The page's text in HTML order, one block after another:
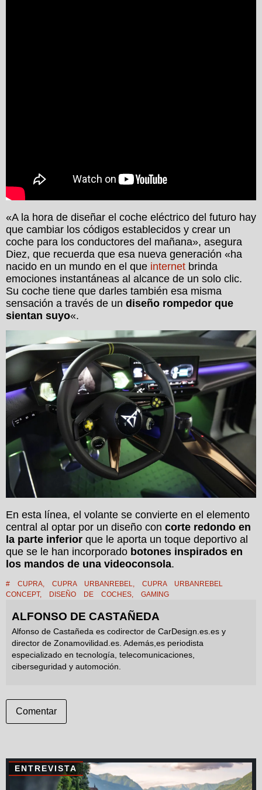
«A la hora de diseñar el coche eléctrico del futuro hay
que cambiar los códigos establecidos y crear un
coche para los conductores del mañana», asegura
Diez, que recuerda que esa nueva generación «ha
nacido en un mundo en el que internet brinda
emociones instantáneas al alcance de un solo clic.
Su coche tiene que darles también esa misma
sensación a través de un diseño rompedor que
sientan suyo«.
En esta línea, el volante se convierte en el elemento
central al optar por un diseño con corte redondo en
la parte inferior que le aporta un toque deportivo al
que se le han incorporado botones inspirados en
los mandos de una videoconsola.
# CUPRA, CUPRA URBANREBEL, CUPRA URBANREBEL
CONCEPT, DISEÑO DE COCHES, GAMING
ALFONSO DE CASTAÑEDA
Alfonso de Castañeda es codirector de CarDesign.es.es y
director de Zonamovilidad.es. Además,es periodista
especializado en tecnología, telecomunicaciones,
ciberseguridad y automoción.
Comentar
ENTREVISTA